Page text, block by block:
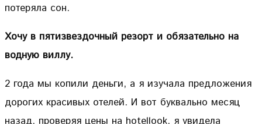
потеряла сон.
Хочу в пятизвездочный резорт и обязательно на
водную виллу.
2 года мы копили деньги, а я изучала предложения
дорогих красивых отелей. И вот буквально месяц
назад, проверяя цены на hotellook, я увидела